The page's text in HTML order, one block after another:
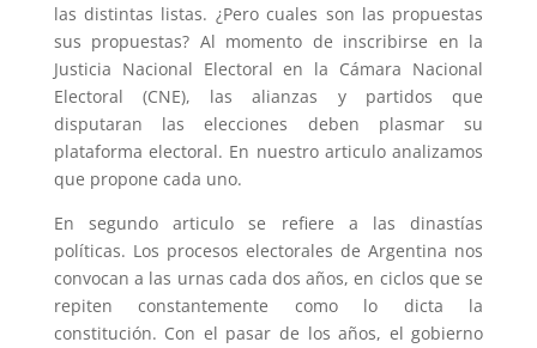
las distintas listas. ¿Pero cuales son las propuestas
sus propuestas? Al momento de inscribirse en la
Justicia Nacional Electoral en la Cámara Nacional
Electoral (CNE), las alianzas y partidos que
disputaran las elecciones deben plasmar su
plataforma electoral. En nuestro articulo analizamos
que propone cada uno.
En segundo articulo se refiere a las dinastías
políticas. Los procesos electorales de Argentina nos
convocan a las urnas cada dos años, en ciclos que se
repiten constantemente como lo dicta la
constitución. Con el pasar de los años, el gobierno